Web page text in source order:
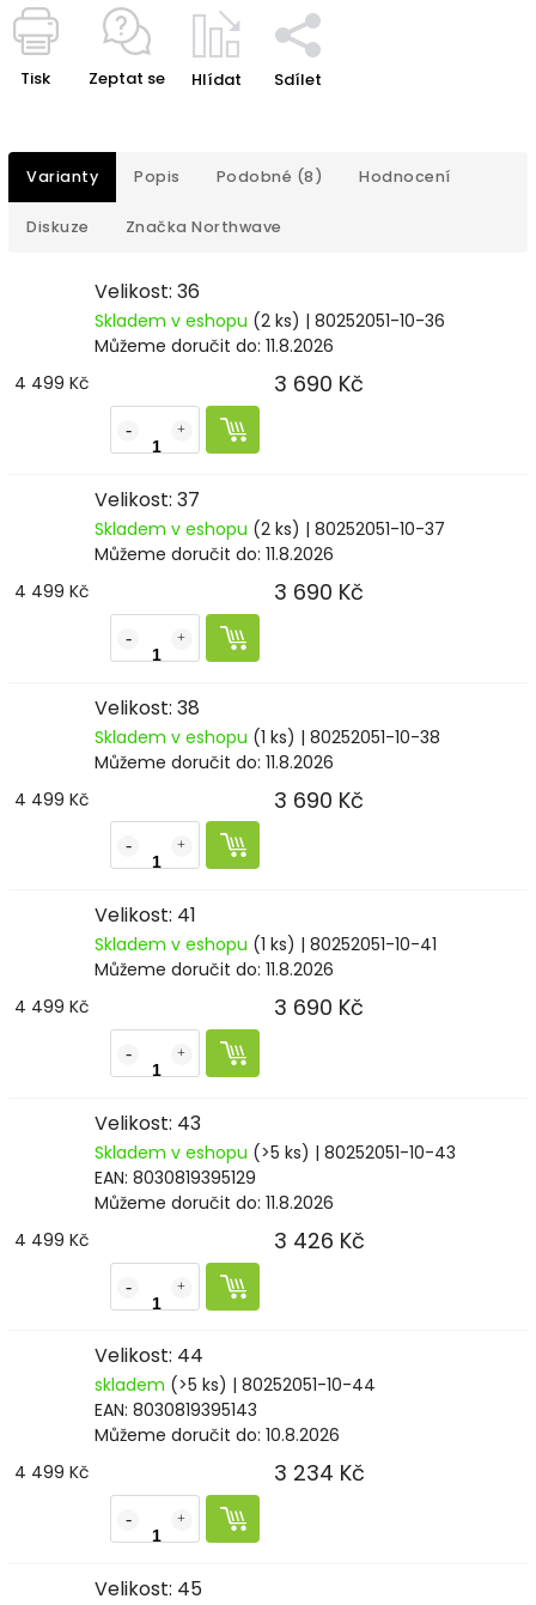
Tisk Zeptat se Hlídat Sdílet
Varianty Popis Podobné (8) Hodnocení
Diskuze Značka Northwave
Velikost: 36
Skladem v eshopu (2 ks) | 80252051-10-36
Můžeme doručit do: 11.8.2026
4 499 Kč
3 690 Kč
Velikost: 37
Skladem v eshopu (2 ks) | 80252051-10-37
Můžeme doručit do: 11.8.2026
4 499 Kč
3 690 Kč
Velikost: 38
Skladem v eshopu (1 ks) | 80252051-10-38
Můžeme doručit do: 11.8.2026
4 499 Kč
3 690 Kč
Velikost: 41
Skladem v eshopu (1 ks) | 80252051-10-41
Můžeme doručit do: 11.8.2026
4 499 Kč
3 690 Kč
Velikost: 43
Skladem v eshopu (>5 ks) | 80252051-10-43
EAN: 8030819395129
Můžeme doručit do: 11.8.2026
4 499 Kč
3 426 Kč
Velikost: 44
skladem (>5 ks) | 80252051-10-44
EAN: 8030819395143
Můžeme doručit do: 10.8.2026
4 499 Kč
3 234 Kč
Velikost: 45